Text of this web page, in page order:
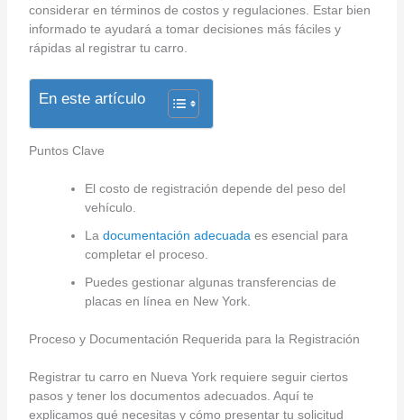
considerar en términos de costos y regulaciones. Estar bien
informado te ayudará a tomar decisiones más fáciles y
rápidas al registrar tu carro.
En este artículo
Puntos Clave
El costo de registración depende del peso del
vehículo.
La documentación adecuada es esencial para
completar el proceso.
Puedes gestionar algunas transferencias de
placas en línea en New York.
Proceso y Documentación Requerida para la Registración
Registrar tu carro en Nueva York requiere seguir ciertos
pasos y tener los documentos adecuados. Aquí te
explicamos qué necesitas y cómo presentar tu solicitud